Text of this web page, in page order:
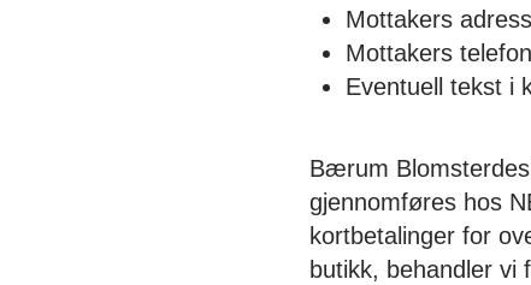
Mottakers
Mottakers
Eventuell tekst i
Bærum
gjennomføres hos
kortbetalinger for
butikk, behandler vi